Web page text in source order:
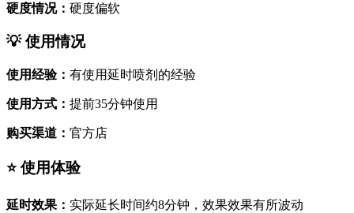
硬度情况： 硬度偏软
💡 使用情况
使用经验： 有使用延时喷剂的经验
使用方式： 提前35分钟使用
购买渠道： 官方店
⭐ 使用体验
延时效果： 实际延长时间约8分钟，效果效果有所波动